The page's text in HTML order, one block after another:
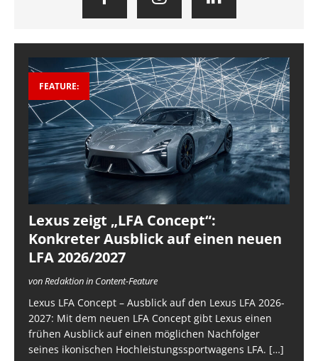
FEATURE:
Lexus zeigt „LFA Concept“:
Konkreter Ausblick auf einen neuen
LFA 2026/2027
von Redaktion in Content-Feature
Lexus LFA Concept – Ausblick auf den Lexus LFA 2026-
2027: Mit dem neuen LFA Concept gibt Lexus einen
frühen Ausblick auf einen möglichen Nachfolger
seines ikonischen Hochleistungssportwagens LFA. […]